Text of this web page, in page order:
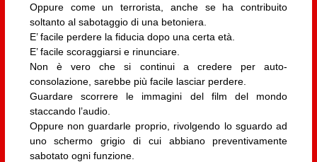
Oppure come un terrorista, anche se ha contribuito
soltanto al sabotaggio di una betoniera.
E’ facile perdere la fiducia dopo una certa età.
E’ facile scoraggiarsi e rinunciare.
Non è vero che si continui a credere per auto-
consolazione, sarebbe più facile lasciar perdere.
Guardare scorrere le immagini del film del mondo
staccando l’audio.
Oppure non guardarle proprio, rivolgendo lo sguardo ad
uno schermo grigio di cui abbiano preventivamente
sabotato ogni funzione.